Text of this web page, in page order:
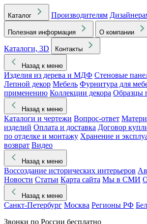
Каталог Производителям
Полезная информация О компании
Каталоги, 3D
Контакты
Назад к меню
Изделия из дерева и МДФ Стеновые
Лепной декор Мебель Фурнитура для
применению Коллекции декора Образцы
Назад к меню
Каталоги и чертежи Вопрос-ответ
изделий Оплата и доставка Договор
по отделке и монтажу Хранение и
возврат Видео
Назад к меню
Воссоздание исторических интерьеров
Новости Статьи Карта сайта Мы в СМИ
Назад к меню
Санкт-Петербург Москва Регионы РФ
Звонки по России бесплатно